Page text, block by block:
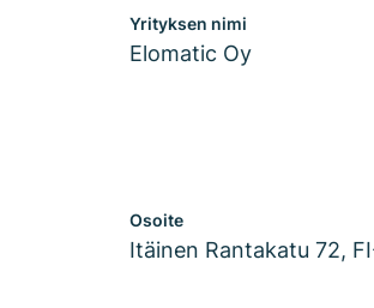
Yrityksen nimi
Elomatic Oy
Osoite
Itäinen Rantakatu 72,